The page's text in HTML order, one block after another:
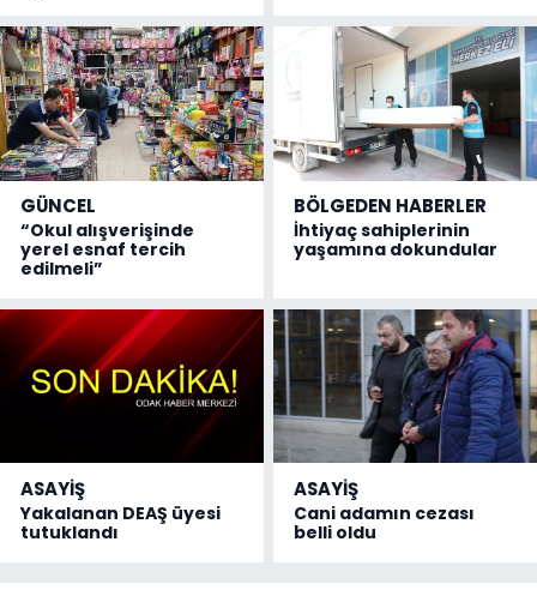
GÜNCEL
“Okul alışverişinde
yerel esnaf tercih
edilmeli”
BÖLGEDEN HABERLER
İhtiyaç sahiplerinin
yaşamına dokundular
ASAYİŞ
Yakalanan DEAŞ üyesi
tutuklandı
ASAYİŞ
Cani adamın cezası
belli oldu